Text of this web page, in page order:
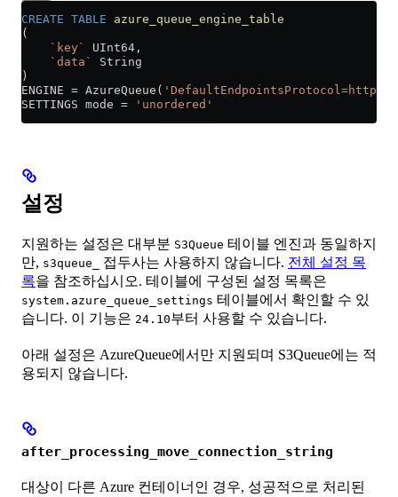
CREATE TABLE azure_queue_engine_table
(
    `key`
UInt64,
    `data`
String
)
ENGINE = AzureQueue(
SETTINGS mode = 'unordered'
설정
지원하는 설정은 대부분 S3Queue 테이블 엔진과 동일하지
만, s3queue_ 접두사는 사용하지 않습니다. 전체 설정 목
록을 참조하십시오. 테이블에 구성된 설정 목록은
system.azure_queue_settings 테이블에서 확인할 수 있
습니다. 이 기능은 24.10부터 사용할 수 있습니다.
아래 설정은 AzureQueue에서만 지원되며 S3Queue에는 적
용되지 않습니다.
after_processing_move_connection_string
대상이 다른 Azure 컨테이너인 경우, 성공적으로 처리된